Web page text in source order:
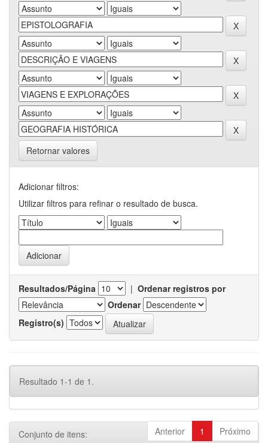
Retornar valores
Adicionar filtros:
Utilizar filtros para refinar o resultado de busca.
Resultados/Página | Ordenar registros por
Ordenar
Registro(s)
Resultado 1-1 de 1.
Anterior 1 Próximo
Conjunto de itens: